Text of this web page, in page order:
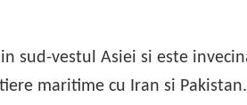
sud-vestul Asiei si este
maritime cu Iran si Pakistan.